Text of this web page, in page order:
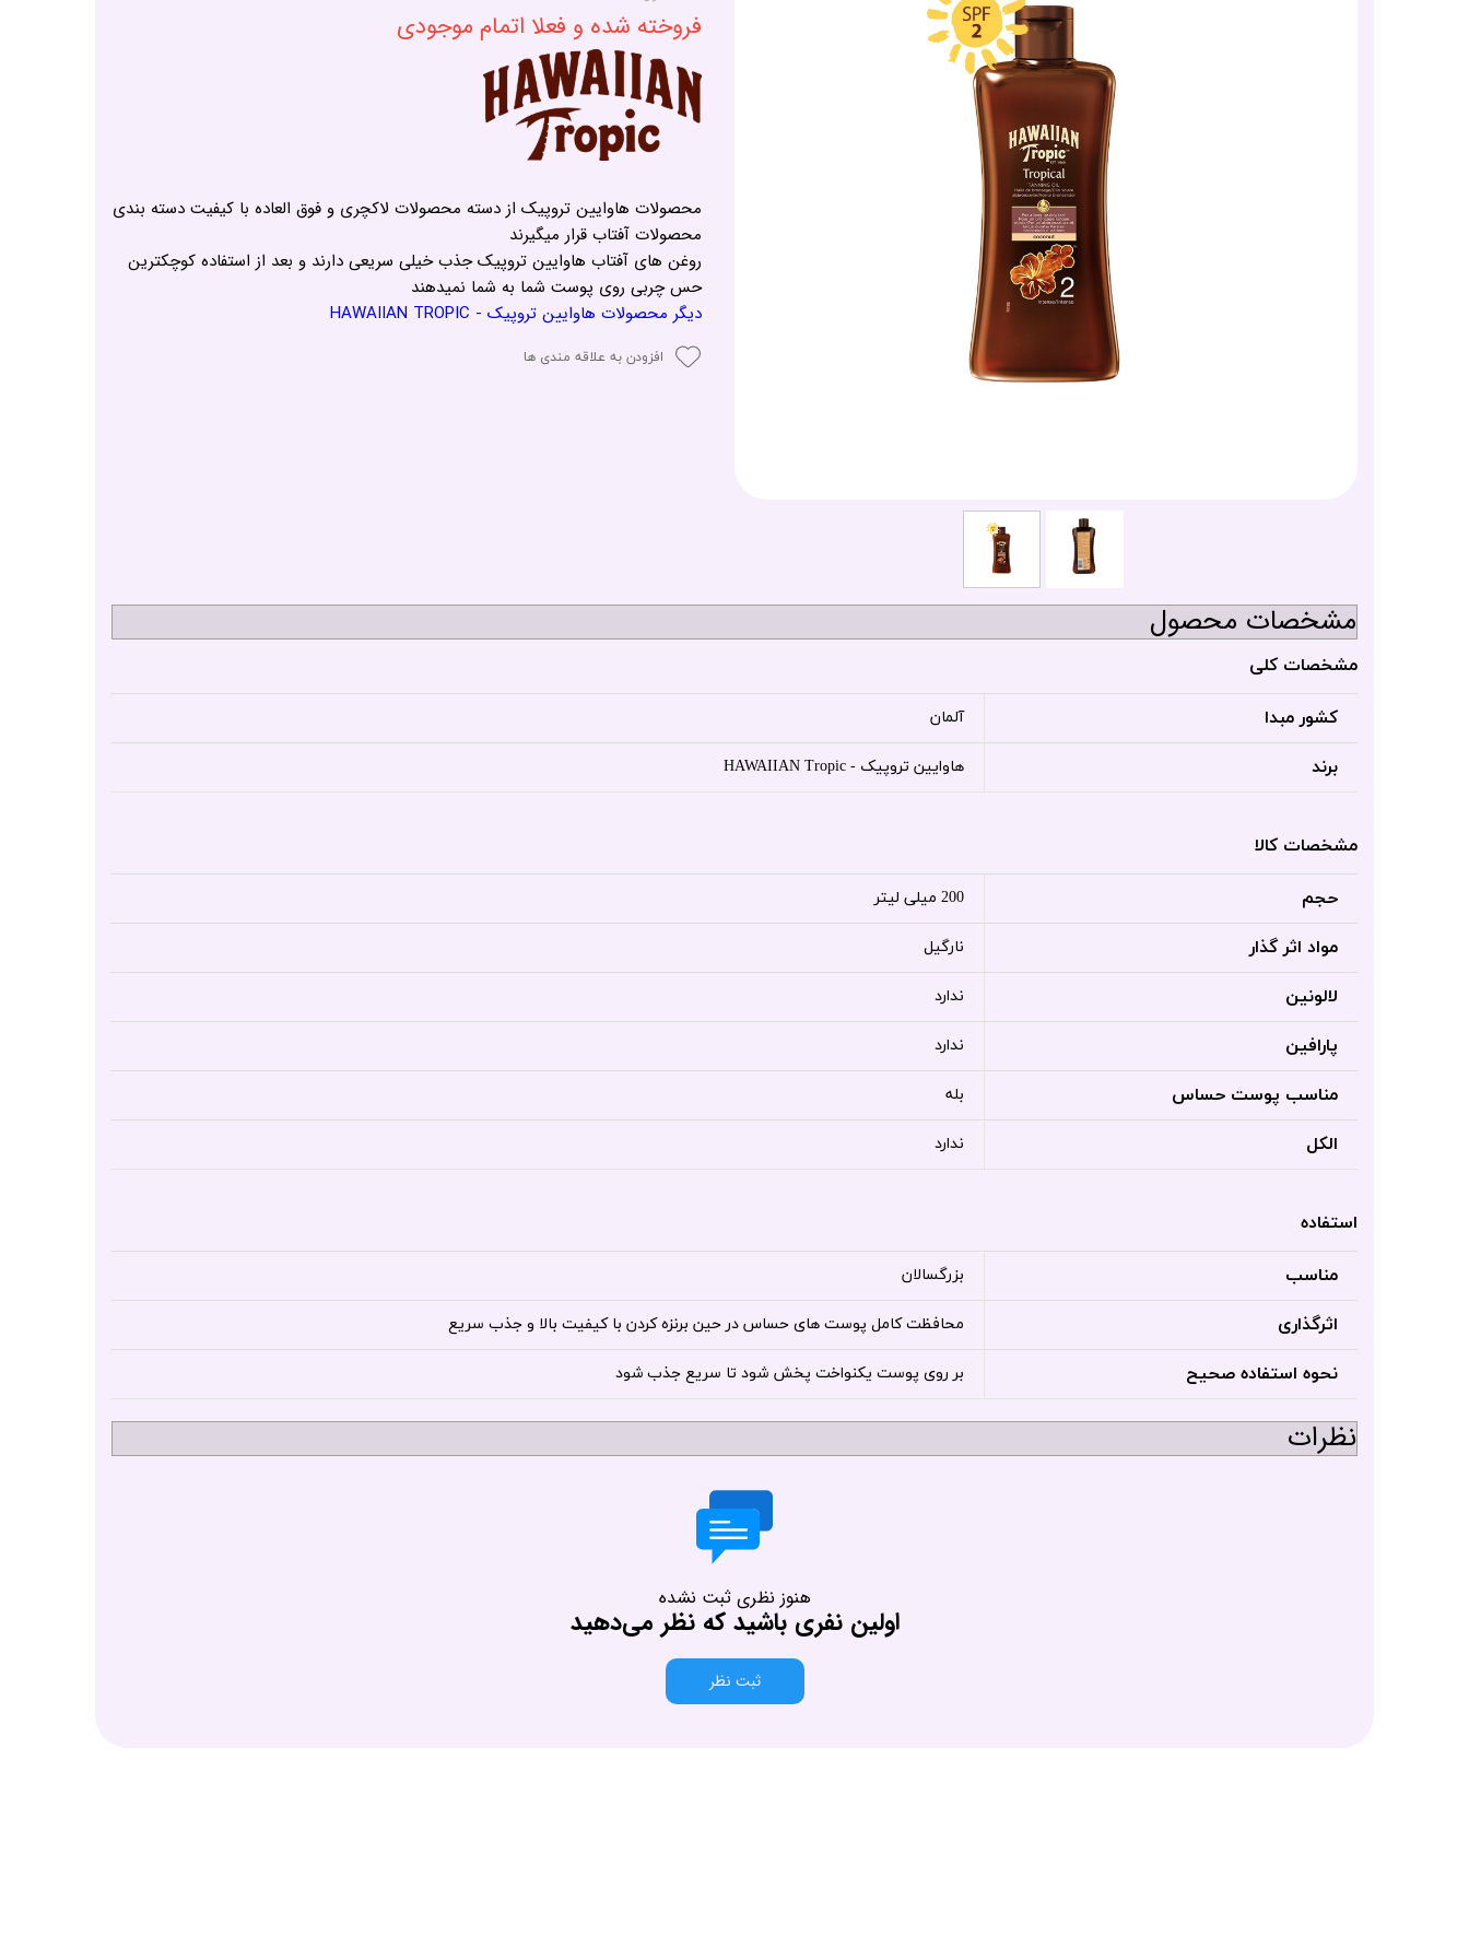
فروخته شده و فعلا اتمام موجودی
محصولات هاوایین تروپیک از دسته محصولات لاکچری و فوق العاده با کیفیت دسته بندی
محصولات آفتاب قرار میگیرند
روغن های آفتاب هاوایین تروپیک جذب خیلی سریعی دارند و بعد از استفاده کوچکترین
حس چربی روی پوست شما به شما نمیدهند
دیگر محصولات هاوایین تروپیک - HAWAIIAN TROPIC
افزودن به علاقه مندی ها
مشخصات محصول
مشخصات کلی
کشور مبدا آلمان
برند هاوایین تروپیک - HAWAIIAN Tropic
مشخصات کالا
حجم 200 میلی لیتر
مواد اثر گذار نارگیل
لالونین ندارد
پارافین ندارد
مناسب پوست حساس بله
الکل ندارد
استفاده
مناسب بزرگسالان
اثرگذاری محافظت کامل پوست های حساس در حین برنزه کردن با کیفیت بالا و جذب سریع
نحوه استفاده صحیح بر روی پوست یکنواخت پخش شود تا سریع جذب شود
نظرات
هنوز نظری ثبت نشده
اولین نفری باشید که نظر می‌دهید
ثبت نظر